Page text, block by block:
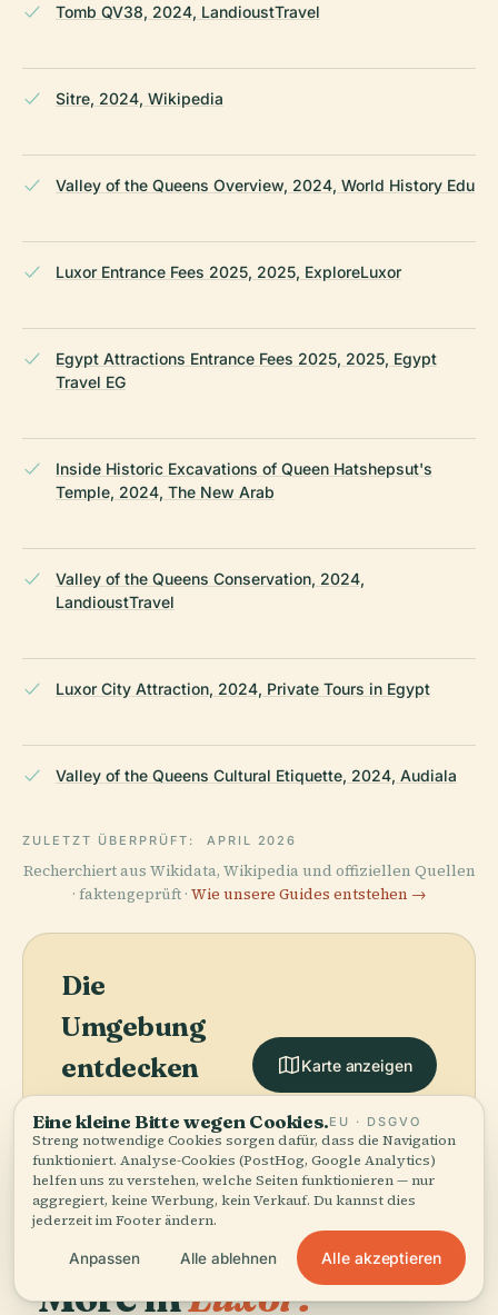
Tomb QV38, 2024, LandioustTravel
Sitre, 2024, Wikipedia
Valley of the Queens Overview, 2024, World History Edu
Luxor Entrance Fees 2025, 2025, ExploreLuxor
Egypt Attractions Entrance Fees 2025, 2025, Egypt
Travel EG
Inside Historic Excavations of Queen Hatshepsut's
Temple, 2024, The New Arab
Valley of the Queens Conservation, 2024,
LandioustTravel
Luxor City Attraction, 2024, Private Tours in Egypt
Valley of the Queens Cultural Etiquette, 2024, Audiala
ZULETZT ÜBERPRÜFT: APRIL 2026
Recherchiert aus Wikidata, Wikipedia und offiziellen Quellen
· faktengeprüft · Wie unsere Guides entstehen →
Die
Umgebung
entdecken
Karte und entdecken
Sie, was in der Nähe ist.
Karte anzeigen
More inLuxor.
Eine kleine Bitte wegen Cookies.EU · DSGVO
Streng notwendige Cookies sorgen dafür, dass die Navigation
funktioniert. Analyse-Cookies (PostHog, Google Analytics)
helfen uns zu verstehen, welche Seiten funktionieren — nur
aggregiert, keine Werbung, kein Verkauf. Du kannst dies
jederzeit im Footer ändern.
Anpassen Alle ablehnen Alle akzeptieren